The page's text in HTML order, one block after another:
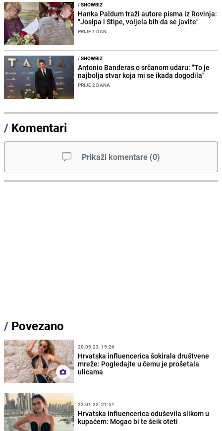
/SHOWBIZ
Hanka Paldum traži autore pisma iz Rovinja:
"Josipa i Stipe, voljela bih da se javite"
PRIJE 1 DAN
/SHOWBIZ
Antonio Banderas o srčanom udaru: "To je
najbolja stvar koja mi se ikada dogodila"
PRIJE 2 DANA
/ Komentari
Prikaži komentare (0)
/ Povezano
20.09.23. 19:26
Hrvatska influencerica šokirala društvene
mreže: Pogledajte u čemu je prošetala
ulicama
22.01.22. 21:51
Hrvatska influencerica oduševila slikom u
kupaćem: Mogao bi te šeik oteti